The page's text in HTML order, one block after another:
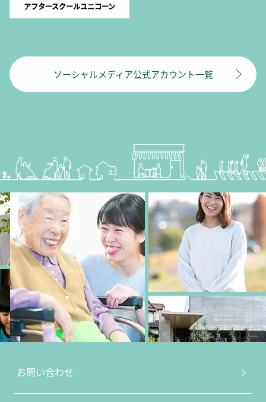
アフタースクールユニコーン
ソーシャルメディア公式アカウント一覧
お問い合わせ